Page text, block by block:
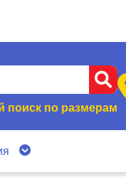
поиск по размерам